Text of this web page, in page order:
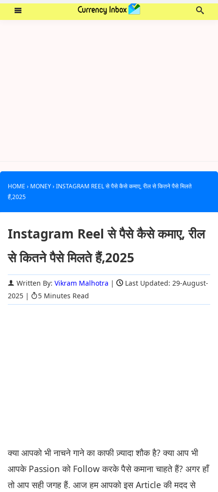
HOME › MONEY› INSTAGRAM REEL से पैसे कैसे कमाए, रील से कितने पैसे मिलते
हैं,2025
Instagram Reel से पैसे कैसे कमाए, रील
से कितने पैसे मिलते हैं,2025
Written By: Vikram Malhotra |
Last Updated: 29-August-
2025 | 5 Minutes Read
क्या आपको भी नाचने गाने का काफी ज़्यादा शौक है? क्या आप भी
आपके Passion को Follow करके पैसे कमाना चाहते हैं? अगर हाँ
तो आप सही जगह हैं. आज हम आपको इस Article की मदद से